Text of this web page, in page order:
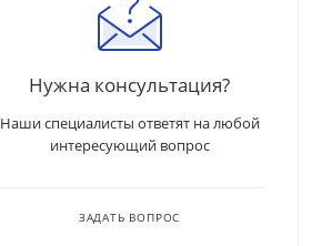
Нужна консультация?
Наши специалисты ответят на любой
интересующий вопрос
ЗАДАТЬ ВОПРОС